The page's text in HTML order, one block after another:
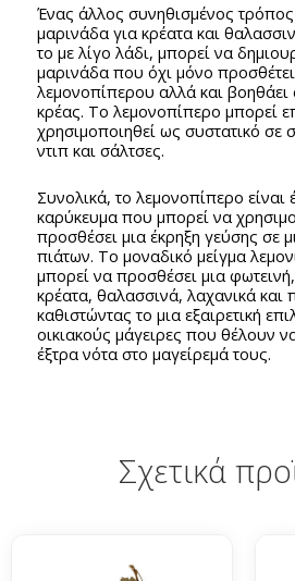
Ένας άλλος συνηθισμένος
μαρινάδα για κρέατα και
το με λίγο λάδι, μπορεί να
μαρινάδα που όχι μόνο
λεμονοπίπερου αλλά και βοηθάει
κρέας. Το λεμονοπίπερο μπορεί
χρησιμοποιηθεί ως συστατικό σε
ντιπ και σάλτσες.
Συνολικά, το λεμονοπίπερο
καρύκευμα που μπορεί να
προσθέσει μια έκρηξη γεύσης σε
πιάτων. Το μοναδικό μείγμα
μπορεί να προσθέσει μια
κρέατα, θαλασσινά, λαχανικά και
καθιστώντας το μια εξαιρετική
οικιακούς μάγειρες που θέλουν
έξτρα νότα στο μαγείρεμά τους.
Σχετικά